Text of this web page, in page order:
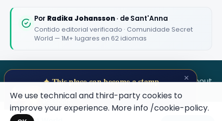
Por Radika Johansson · de Sant'Anna
Contido editorial verificado · Comunidade Secret
World — 1M+ lugares en 62 idiomas
SECRET WORLD TermsPrivacyAbout
★★★★★
1,000,000+ places in your pocket. Free.
We use technical and third-party cookies to
improve your experience. More info /cookie-policy.
×
✦ This place can become a stamp
Collect secret places in your Secret